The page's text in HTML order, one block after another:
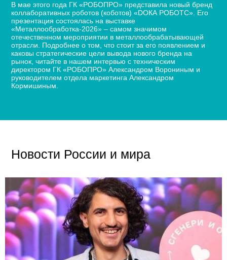
В мае этого года ГК «РОБОПРО» представила новый бренд
коллаборативных роботов (коботов) «DОКА РОБОТС». Его
презентация состоялась на выставке
«Металлообработка-2026» – самом значимом
отечественном мероприятии в металлообрабатывающей
отрасли. Подробнее о том, что стоит за его появлением и
каковы стратегические цели вывода нового бренда на
рынок, читайте в нашем интервью с техническим
директором ГК «РОБОПРО» Александром Ворониным и
руководителем отдела маркетинга Александром
Кормишиным.
Новости России и мира